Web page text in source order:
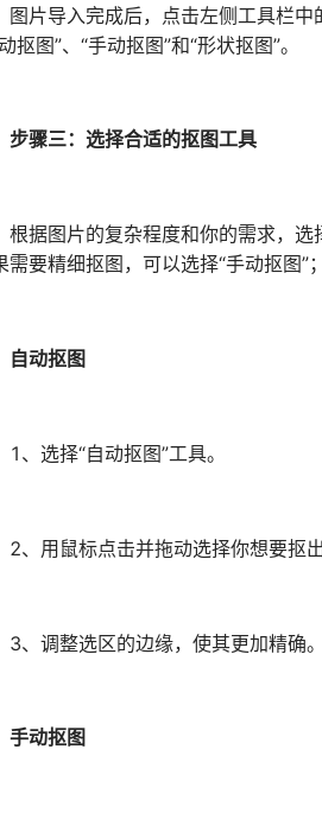
导入完成后，点击左侧工具栏中
抠图”、“手动抠图”和“形状抠图”。
步骤三：选择合适的抠图工具
图片的复杂程度和你的需求，选择
需要精细抠图，可以选择“手动抠图”
自动抠图
选择“自动抠图”工具。
用鼠标点击并拖动选择你想要抠出
调整选区的边缘，使其更加精确。
手动抠图